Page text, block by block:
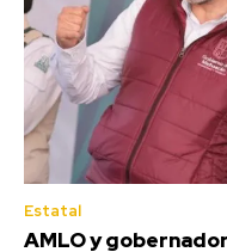
Estatal
AMLO y